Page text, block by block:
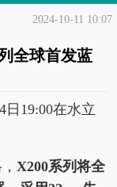
2024-10-11 10:07
全球首发蓝
日19:00在水立
X200系列将全